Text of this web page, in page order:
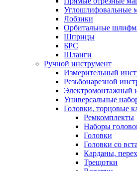
Углошлифовальные
Лобзики
Орбитальные
Шприцы
БРС
Шланги
Ручной инструмент
Измерительный
Резьбонарезной
Электромонтажный
Универсальные
Головки, торцовые
Ремкомплекты
Наборы
Головки
Головки со
Карданы,
Трещотки